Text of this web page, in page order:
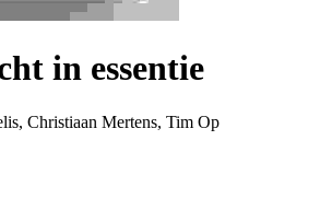
in essentie
Christiaan Mertens, Tim Op